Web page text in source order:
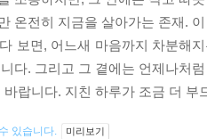
온전히 지금을 살아가는 존재.
보면, 어느새 마음까지 차분해
다. 그리고 그 곁에는 언제나처
랍니다. 지친 하루가 조금 더 부
있습니다. 미리보기